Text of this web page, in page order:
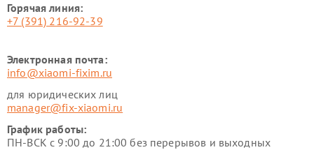
Горячая линия:
+7 (391) 216-92-39
Электронная почта:
info@xiaomi-fixim.ru
для юридических лиц
manager@fix-xiaomi.ru
График работы:
ПН-ВСК с 9:00 до 21:00 без перерывов и выходных